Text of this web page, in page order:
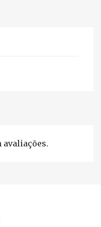
avaliações.